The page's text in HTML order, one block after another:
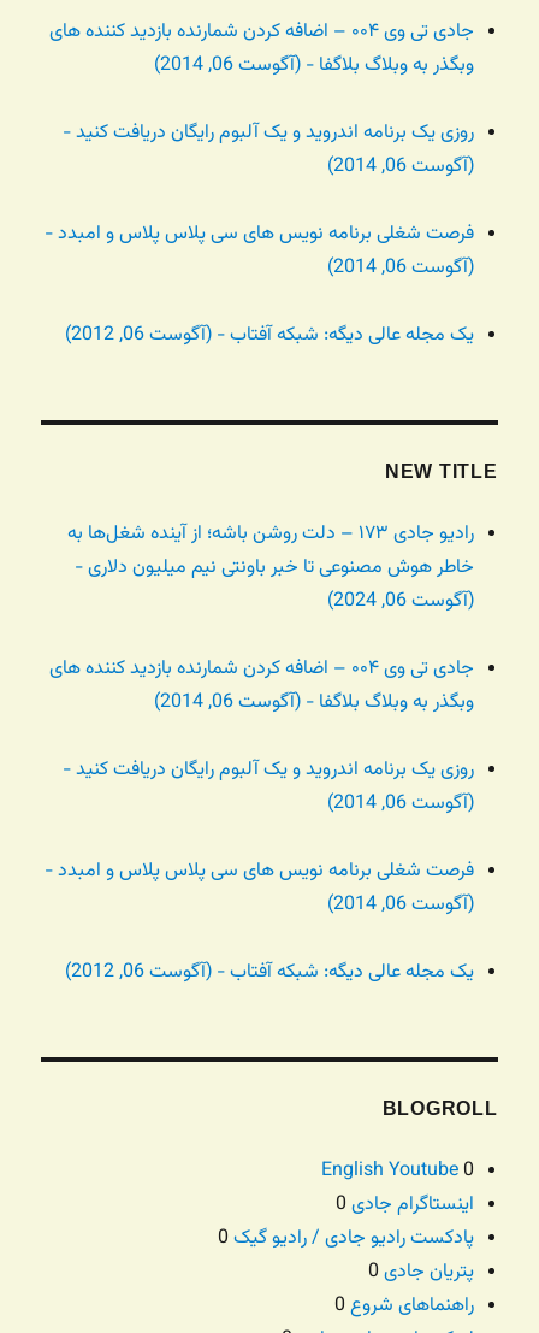
جادی تی وی ۰۰۴ – اضافه کردن شمارنده بازدید کننده های
وبگذر به وبلاگ بلاگفا - (آگوست 06, 2014)
روزی یک برنامه اندروید و یک آلبوم رایگان دریافت کنید -
(آگوست 06, 2014)
فرصت شغلی برنامه نویس های سی پلاس پلاس و امبدد -
(آگوست 06, 2014)
یک مجله عالی دیگه: شبکه آفتاب - (آگوست 06, 2012)
NEW TITLE
رادیو جادی ۱۷۳ – دلت روشن باشه؛ از آینده شغل‌ها به
خاطر هوش مصنوعی تا خبر باونتی نیم میلیون دلاری -
(آگوست 06, 2024)
جادی تی وی ۰۰۴ – اضافه کردن شمارنده بازدید کننده های
وبگذر به وبلاگ بلاگفا - (آگوست 06, 2014)
روزی یک برنامه اندروید و یک آلبوم رایگان دریافت کنید -
(آگوست 06, 2014)
فرصت شغلی برنامه نویس های سی پلاس پلاس و امبدد -
(آگوست 06, 2014)
یک مجله عالی دیگه: شبکه آفتاب - (آگوست 06, 2012)
BLOGROLL
English Youtube0
اینستاگرام جادی
پادکست رادیو جادی / رادیو گیک
پتریان جادی
راهنماهای شروع